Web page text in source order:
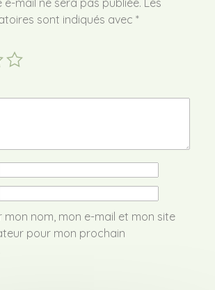
sont indiqués avec *
mon nom, mon e-mail et mon site
pour mon prochain